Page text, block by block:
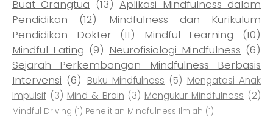
Buat Orangtua (13) Aplikasi Mindfulness dalam
Pendidikan
(12)
Mindfulness dan Kurikulum
Pendidikan Dokter
(11) Mindful Learning
(10)
Mindful Eating (9) Neurofisiologi Mindfulness (6)
Sejarah Perkembangan Mindfulness Berbasis
Intervensi (6) Buku Mindfulness (5) Mengatasi Anak
Impulsif (3) Mind & Brain (3) Mengukur Mindfulness (2)
Mindful Driving (1) Penelitian Mindfulness Ilmiah (1)